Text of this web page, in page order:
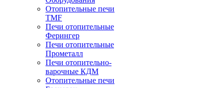
Отопительные печи
TMF
Печи отопительные
Ферингер
Печи отопительные
Прометалл
Печи отопительно-
варочные КДМ
Отопительные печи